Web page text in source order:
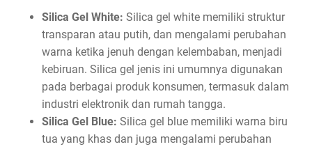
Silica Gel White: Silica gel white memiliki struktur
transparan atau putih, dan mengalami perubahan
warna ketika jenuh dengan kelembaban, menjadi
kebiruan. Silica gel jenis ini umumnya digunakan
pada berbagai produk konsumen, termasuk dalam
industri elektronik dan rumah tangga.
Silica Gel Blue: Silica gel blue memiliki warna biru
tua yang khas dan juga mengalami perubahan